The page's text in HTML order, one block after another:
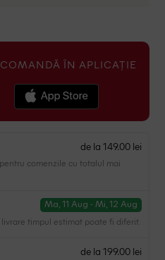
ÎN APLICAȚIE
de la 149.00 lei
comenzile cu totalul mai
Ma, 11 Aug - Mi, 12 Aug
timpul estimat poate fi diferit.
de la 199.00 lei